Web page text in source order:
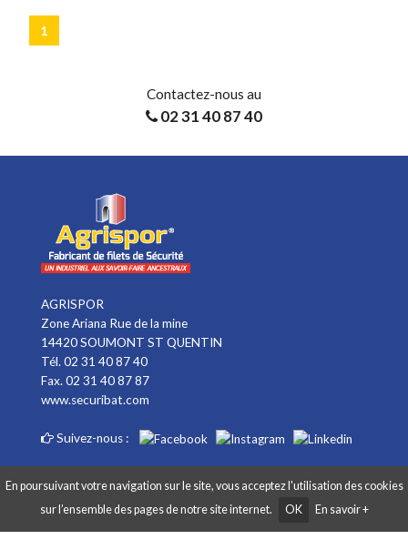
1
Contactez-nous au
02 31 40 87 40
AGRISPOR
Zone Ariana Rue de la mine
14420 SOUMONT ST QUENTIN
Tél. 02 31 40 87 40
Fax. 02 31 40 87 87
www.securibat.com
Suivez-nous :
Copyright AGRISPOR 2018 © - Tous droits réservés - Site réalisé par Graphibox
En poursuivant votre navigation sur le site, vous acceptez l'utilisation des cookies
sur l’ensemble des pages de notre site internet.
OK En savoir +